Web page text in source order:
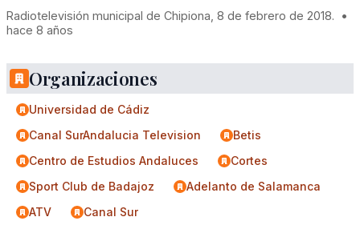
Radiotelevisión municipal de Chipiona, 8 de febrero de 2018.
•
hace 8 años
Organizaciones
Universidad de Cádiz
Canal SurAndalucia Television
Betis
Centro de Estudios Andaluces
Cortes
Sport Club de Badajoz
Adelanto de Salamanca
ATV
Canal Sur